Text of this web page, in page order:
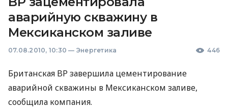
аварийную скважину в
Мексиканском заливе
07.08.2010, 10:30 — Энергетика 446
Британская BP завершила цементирование
аварийной скважины в Мексиканском заливе,
сообщила компания.